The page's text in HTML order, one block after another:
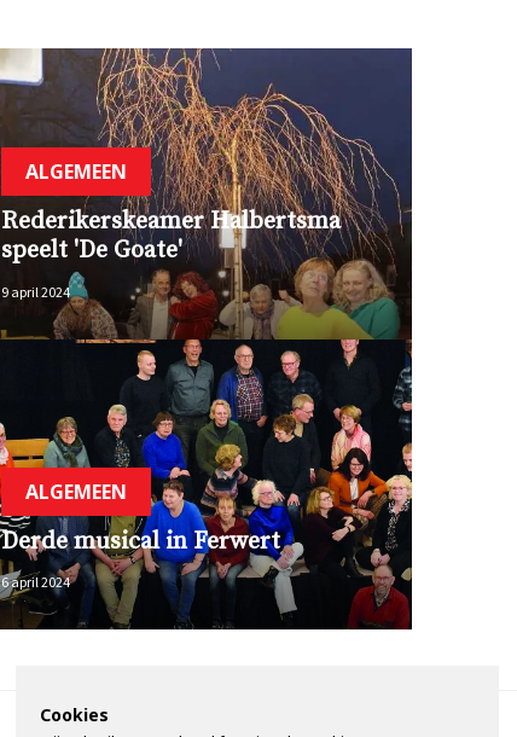
ALGEMEEN
Rederikerskeamer Halbertsma
speelt 'De Goate'
9 april 2024
ALGEMEEN
Derde musical in Ferwert
6 april 2024
Cookies